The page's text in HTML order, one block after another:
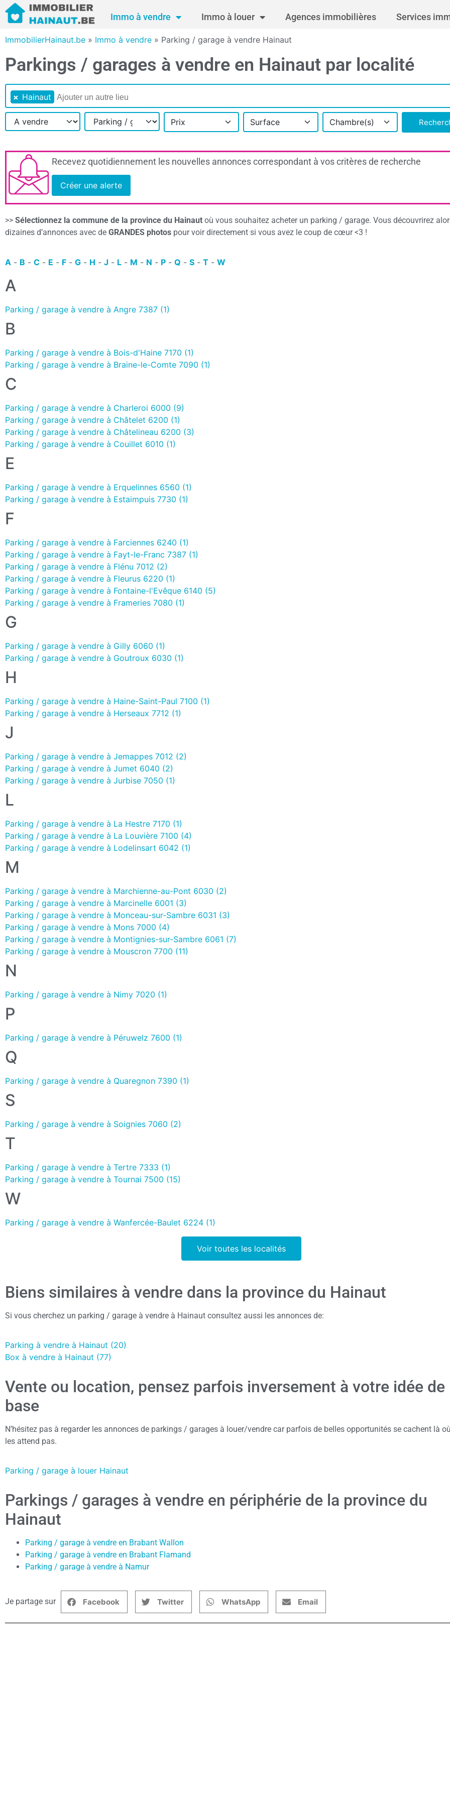
Immo à vendre Immo à louer Agences immobilières Services
ImmobilierHainaut.be » Immo à vendre » Parking / garage à vendre Hainaut
Parkings / garages à vendre en Hainaut par localité
× Hainaut
Prix Surface Chambre(s)
Recevez quotidiennement les nouvelles annonces correspondant à vos critères de recherche
Créer une alerte
>> Sélectionnez la commune de la province du Hainaut où vous souhaitez acheter un parking / garage. Vous découvrirez
dizaines d’annonces avec de GRANDES photos pour voir directement si vous avez le coup de cœur <3 !
A - B - C - E - F - G - H - J - L - M - N - P - Q - S - T - W
A
Parking / garage à vendre à Angre 7387 (1)
B
Parking / garage à vendre à Bois-d'Haine 7170 (1)
Parking / garage à vendre à Braine-le-Comte 7090 (1)
C
Parking / garage à vendre à Charleroi 6000 (9)
Parking / garage à vendre à Châtelet 6200 (1)
Parking / garage à vendre à Châtelineau 6200 (3)
Parking / garage à vendre à Couillet 6010 (1)
E
Parking / garage à vendre à Erquelinnes 6560 (1)
Parking / garage à vendre à Estaimpuis 7730 (1)
F
Parking / garage à vendre à Farciennes 6240 (1)
Parking / garage à vendre à Fayt-le-Franc 7387 (1)
Parking / garage à vendre à Flénu 7012 (2)
Parking / garage à vendre à Fleurus 6220 (1)
Parking / garage à vendre à Fontaine-l'Evêque 6140 (5)
Parking / garage à vendre à Frameries 7080 (1)
G
Parking / garage à vendre à Gilly 6060 (1)
Parking / garage à vendre à Goutroux 6030 (1)
H
Parking / garage à vendre à Haine-Saint-Paul 7100 (1)
Parking / garage à vendre à Herseaux 7712 (1)
J
Parking / garage à vendre à Jemappes 7012 (2)
Parking / garage à vendre à Jumet 6040 (2)
Parking / garage à vendre à Jurbise 7050 (1)
L
Parking / garage à vendre à La Hestre 7170 (1)
Parking / garage à vendre à La Louvière 7100 (4)
Parking / garage à vendre à Lodelinsart 6042 (1)
M
Parking / garage à vendre à Marchienne-au-Pont 6030 (2)
Parking / garage à vendre à Marcinelle 6001 (3)
Parking / garage à vendre à Monceau-sur-Sambre 6031 (3)
Parking / garage à vendre à Mons 7000 (4)
Parking / garage à vendre à Montignies-sur-Sambre 6061 (7)
Parking / garage à vendre à Mouscron 7700 (11)
N
Parking / garage à vendre à Nimy 7020 (1)
P
Parking / garage à vendre à Péruwelz 7600 (1)
Q
Parking / garage à vendre à Quaregnon 7390 (1)
S
Parking / garage à vendre à Soignies 7060 (2)
T
Parking / garage à vendre à Tertre 7333 (1)
Parking / garage à vendre à Tournai 7500 (15)
W
Parking / garage à vendre à Wanfercée-Baulet 6224 (1)
Voir toutes les localités
Biens similaires à vendre dans la province du Hainaut
Si vous cherchez un parking / garage à vendre à Hainaut consultez aussi les annonces de:
Parking à vendre à Hainaut (20)
Box à vendre à Hainaut (77)
Vente ou location, pensez parfois inversement à votre idée de
base
N’hésitez pas à regarder les annonces de parkings / garages à louer/vendre car parfois de belles opportunités se cachent là
les attend pas.
Parking / garage à louer Hainaut
Parkings / garages à vendre en périphérie de la province du
Hainaut
Parking / garage à vendre en Brabant Wallon
Parking / garage à vendre en Brabant Flamand
Parking / garage à vendre à Namur
Je partage sur Facebook Twitter WhatsApp Email